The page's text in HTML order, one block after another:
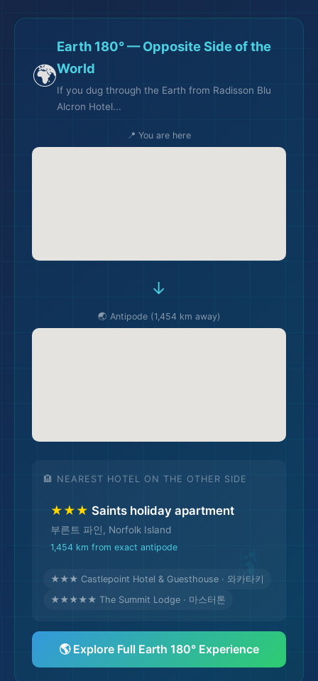
🌍
Earth 180° — Opposite Side of the
World
If you dug through the Earth from Radisson Blu
Alcron Hotel...
📍 You are here
→
🌏 Antipode (1,454 km away)
🏨 NEAREST HOTEL ON THE OTHER SIDE
★★★ Saints holiday apartment
부른트 파인, Norfolk Island
1,454 km from exact antipode
★★★ Castlepoint Hotel & Guesthouse · 와카타키
★★★★★ The Summit Lodge · 마스터톤
🌎 Explore Full Earth 180° Experience